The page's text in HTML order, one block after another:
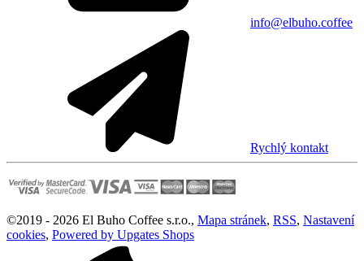
info@elbuho.coffee
Rychlý kontakt
©2019 - 2026 El Buho Coffee s.r.o., Mapa stránek, RSS, Nastavení
cookies, Powered by Upgates Shops